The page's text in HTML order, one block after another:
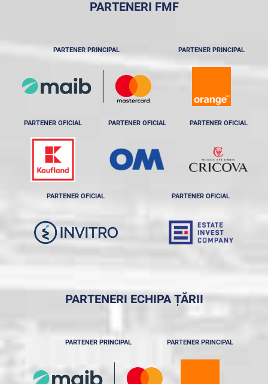
PARTENERI FMF
PARTENER PRINCIPAL PARTENER PRINCIPAL
PARTENER OFICIAL PARTENER OFICIAL PARTENER OFICIAL
PARTENER OFICIAL PARTENER OFICIAL
PARTENERI ECHIPA ȚĂRII
PARTENER PRINCIPAL PARTENER PRINCIPAL